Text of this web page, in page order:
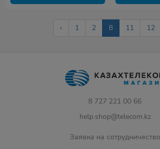
‹ 1 2 8 11 12
8 727 221 00 66
help.shop@telecom.kz
Заявка на сотрудничество